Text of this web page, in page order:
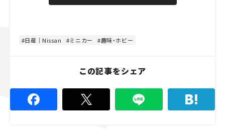
日産｜Nissan ミニカー 趣味・ホビー
この記事をシェア